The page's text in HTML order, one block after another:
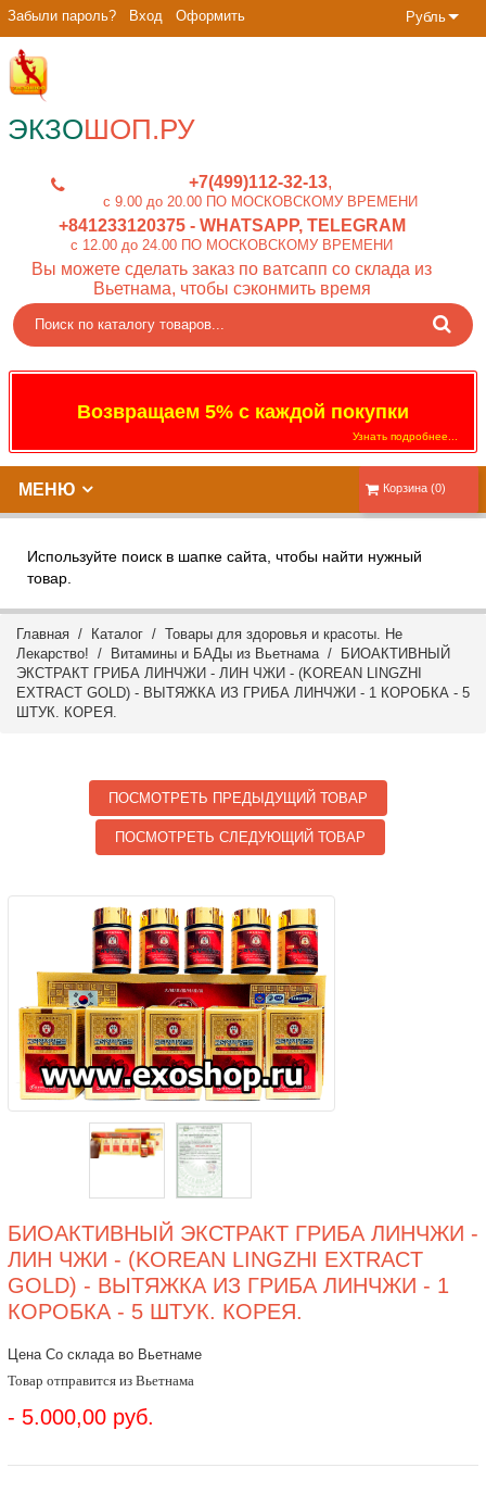
Рубль
Забыли пароль? Вход Оформить
ЭКЗОШОП.РУ
+7(499)112-32-13
c 9.00 до 20.00 ПО МОСКОВСКОМУ ВРЕМЕНИ
+841233120375- WHATSAPP, TELEGRAM
c 12.00 до 24.00 ПО МОСКОВСКОМУ ВРЕМЕНИ
Вы можете сделать заказ по ватсапп со склада из
Вьетнама, чтобы сэконмить время
Возвращаем 5% с каждой покупки
Узнать подробнее...
Корзина (0)
МЕНЮ
Используйте поиск в шапке сайта, чтобы найти нужный
товар.
Главная / Каталог / Товары для здоровья и красоты. Не
Лекарство! / Витамины и БАДы из Вьетнама/ БИОАКТИВНЫЙ
ЭКСТРАКТ ГРИБА ЛИНЧЖИ - ЛИН ЧЖИ - (KOREAN LINGZHI
EXTRACT GOLD) - ВЫТЯЖКА ИЗ ГРИБА ЛИНЧЖИ - 1 КОРОБКА - 5
ШТУК. КОРЕЯ.
ПОСМОТРЕТЬ ПРЕДЫДУЩИЙ ТОВАР
ПОСМОТРЕТЬ СЛЕДУЮЩИЙ ТОВАР
БИОАКТИВНЫЙ ЭКСТРАКТ ГРИБА ЛИНЧЖИ -
ЛИН ЧЖИ - (KOREAN LINGZHI EXTRACT
GOLD) - ВЫТЯЖКА ИЗ ГРИБА ЛИНЧЖИ - 1
КОРОБКА - 5 ШТУК. КОРЕЯ.
Цена Со склада во Вьетнаме
Товар отправится из Вьетнама
- 5.000,00 руб.